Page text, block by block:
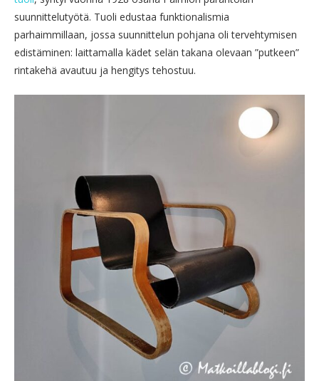
suunnittelutyötä. Tuoli edustaa funktionalismia
parhaimmillaan, jossa suunnittelun pohjana oli tervehtymisen
edistäminen: laittamalla kädet selän takana olevaan ”putkeen”
rintakehä avautuu ja hengitys tehostuu.